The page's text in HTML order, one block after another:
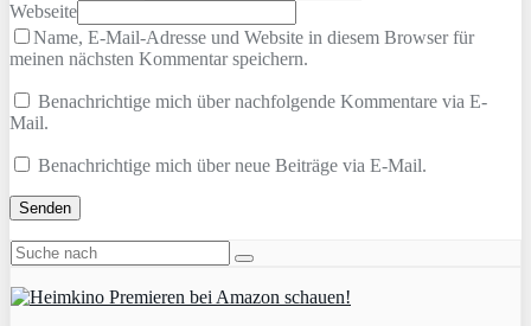
Webseite
Name, E-Mail-Adresse und Website in diesem Browser für
meinen nächsten Kommentar speichern.
Benachrichtige mich über nachfolgende Kommentare via E-
Mail.
Benachrichtige mich über neue Beiträge via E-Mail.